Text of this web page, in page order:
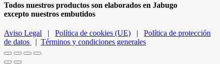
Todos nuestros productos son elaborados en Jabugo
excepto nuestros embutidos
Aviso Legal | Política de cookies (UE) | Política de protección
de datos
| Términos y condiciones generales